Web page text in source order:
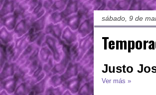
sábado, 9 de
Justo
Ver más »